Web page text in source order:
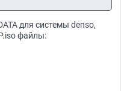
для системы denso,
файлы: